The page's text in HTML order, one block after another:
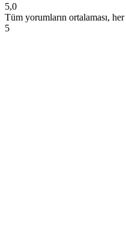
5,0
Tüm yorumların ortalaması,
5